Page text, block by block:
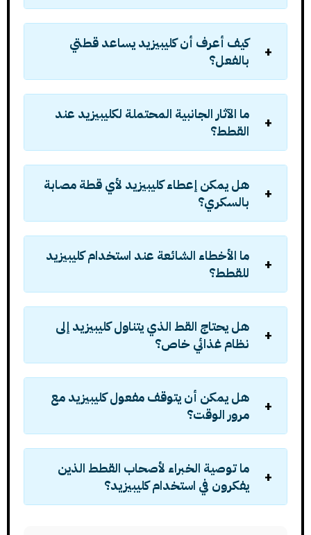
كيف أعرف أن كليبيزيد يساعد قطتي
بالفعل؟
ما الآثار الجانبية المحتملة لكليبيزيد عند
القطط؟
هل يمكن إعطاء كليبيزيد لأي قطة مصابة
بالسكري؟
ما الأخطاء الشائعة عند استخدام كليبيزيد
للقطط؟
هل يحتاج القط الذي يتناول كليبيزيد إلى
نظام غذائي خاص؟
هل يمكن أن يتوقف مفعول كليبيزيد مع
مرور الوقت؟
ما توصية الخبراء لأصحاب القطط الذين
يفكرون في استخدام كليبيزيد؟